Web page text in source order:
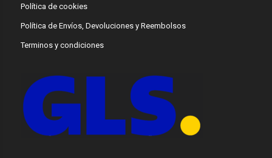
Política de cookies
Política de Envíos, Devoluciones y Reembolsos
Terminos y condiciones